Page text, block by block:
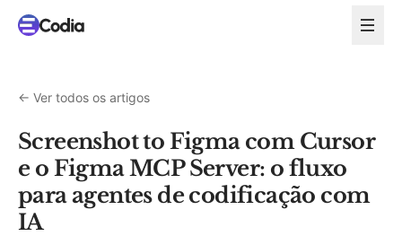
← Ver todos os artigos
Screenshot to Figma com Cursor
e o Figma MCP Server: o fluxo
para agentes de codificação com
IA